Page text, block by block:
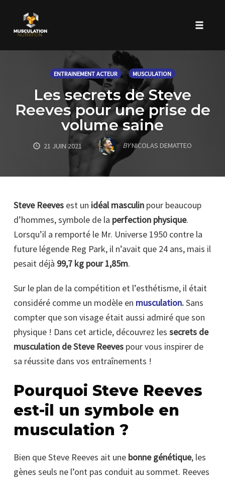
ENTRAINEMENT ACTEUR MUSCULATION
Les secrets de Steve
Reeves pour une prise de
volume saine
21 JUIN 2021 BYNICOLAS DEMATTEO
Steve Reeves est un idéal masculin pour beaucoup
d’hommes, symbole de la perfection physique.
Lorsqu’il a remporté le Mr. Universe 1950 contre la
future légende Reg Park, il n’avait que 24 ans, mais il
pesait déjà 99,7 kg pour 1,85m.
Sur le plan de la compétition et l’esthétisme, il était
considéré comme un modèle en musculation.Sans
compter que son visage était aussi admiré que son
physique ! Dans cet article, découvrez les secrets de
musculation de Steve Reeves pour vous inspirer de
sa réussite dans vos entraînements !
Pourquoi Steve Reeves
est-il un symbole en
musculation ?
Bien que Steve Reeves ait une bonne génétique, les
gènes seuls ne l’ont pas conduit au sommet. Reeves